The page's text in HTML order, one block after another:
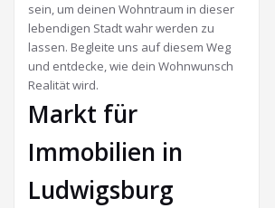
sein, um deinen Wohntraum in dieser
lebendigen Stadt wahr werden zu
lassen. Begleite uns auf diesem Weg
und entdecke, wie dein Wohnwunsch
Realität wird.
Markt für
Immobilien in
Ludwigsburg